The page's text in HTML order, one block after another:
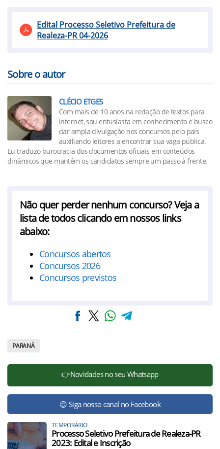
Edital Processo Seletivo Prefeitura de
Realeza-PR 04-2026
Sobre o autor
CLÉCIO ETGES
Com mais de 10 anos na redação de textos para
internet, sou entusiasta em conhecimento e busco
dar ampla divulgação nos concursos pelo país
auxiliando leitores a encontrar sua vaga pública.
Eu traduzo burocracia dos documentos oficiais em conteúdos
dinâmicos que mantêm os candidatos sempre um passo à frente.
Não quer perder nenhum concurso? Veja a
lista de todos clicando em nossos links
abaixo:
Concursos abertos
Concursos 2026
Concursos previstos
PARANÁ
👉Novidades no seu Whatsapp
😉 Siga nosso canal no Facebook
TEMPORÁRIO
Processo Seletivo Prefeitura de Realeza-PR
2023: Edital e Inscrição